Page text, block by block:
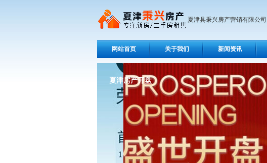
夏津县秉兴房产营销有限公司
网站首页 关于我们 新闻资讯
夏津房产开盘
夏津四季城开盘